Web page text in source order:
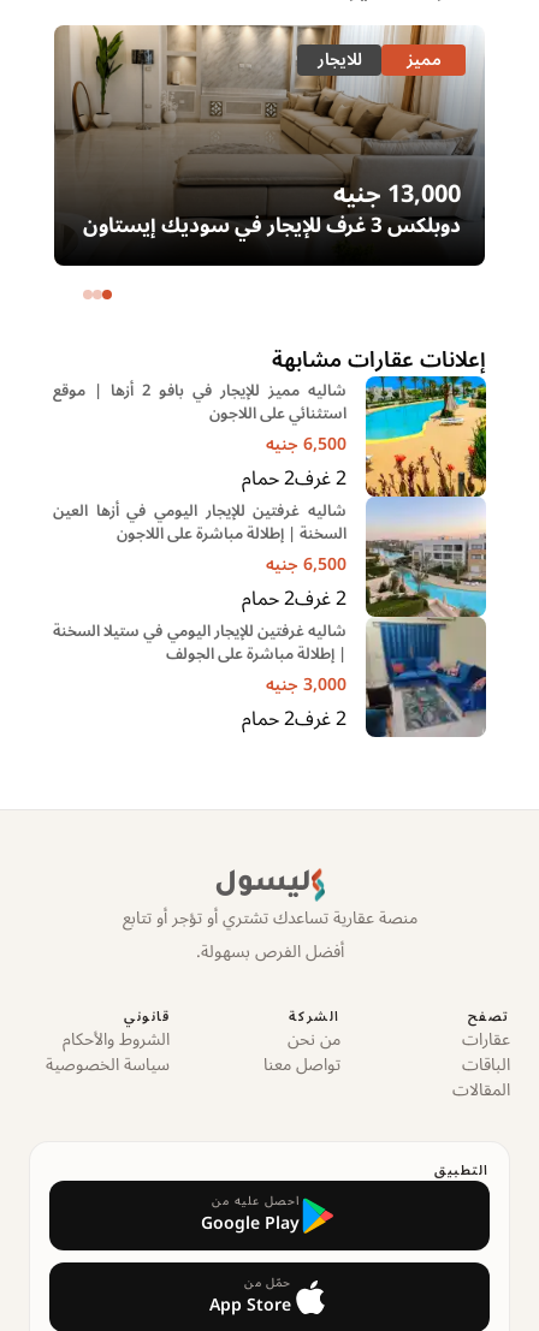
مميز للايجار
13,000جنيه
دوبلكس 3 غرف للإيجار في سوديك إيستاون
– التجمع الخامس | غرفة ناني
إعلانات عقارات مشابهة
شاليه مميز للإيجار في بافو 2 أزها | موقع
استثنائي على اللاجون
6,500جنيه
2غرف2حمام
شاليه غرفتين للإيجار اليومي في أزها العين
السخنة | إطلالة مباشرة على اللاجون
6,500جنيه
2غرف2حمام
شاليه غرفتين للإيجار اليومي في ستيلا السخنة
| إطلالة مباشرة على الجولف
3,000جنيه
2غرف2حمام
ليسول
منصة عقارية تساعدك تشتري أو تؤجر أو تتابع
أفضل الفرص بسهولة.
تصفح
عقارات
الباقات
المقالات
الشركة
من نحن
تواصل معنا
قانوني
الشروط والأحكام
سياسة الخصوصية
التطبيق
احصل عليه من
Google Play
حمّل من
App Store